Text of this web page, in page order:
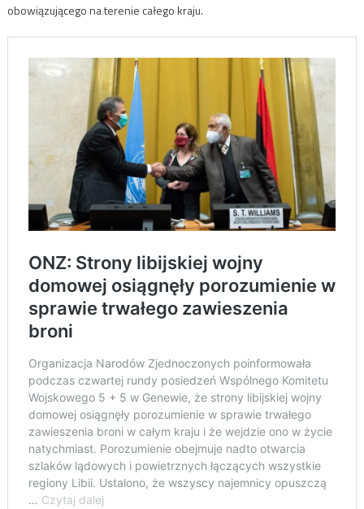
obowiązującego na terenie całego kraju.